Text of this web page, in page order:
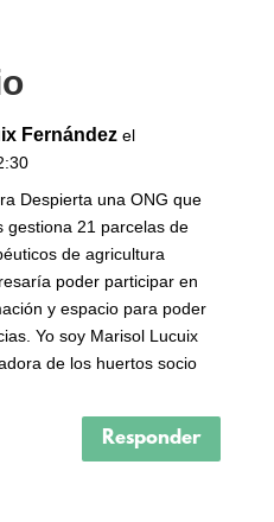
Fernández el
Despierta una ONG que
gestiona 21 parcelas de
de agricultura
poder participar en
y espacio para poder
Yo soy Marisol Lucuix
de los huertos socio
Responder